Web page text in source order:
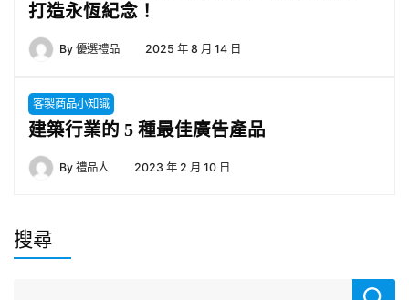
打造永恆紀念！
By 優選禮品 2025 年 8 月 14 日
客製商品小知識
建築行業的 5 種最佳廣告產品
By 禮品人 2023 年 2 月 10 日
搜尋